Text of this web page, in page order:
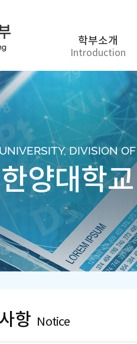
학부소개
Introduction
DIVISION
한양대학
항 Notice